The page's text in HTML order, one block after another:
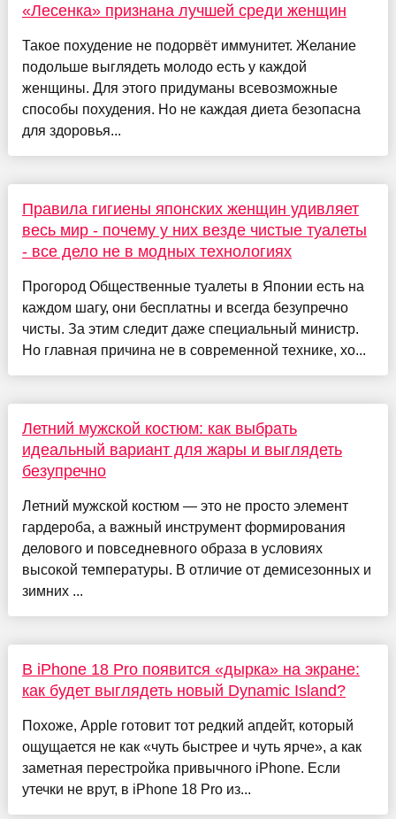
«Лесенка» признана лучшей среди женщин
Такое похудение не подорвёт иммунитет. Желание
подольше выглядеть молодо есть у каждой
женщины. Для этого придуманы всевозможные
способы похудения. Но не каждая диета безопасна
для здоровья...
Правила гигиены японских женщин удивляет
весь мир - почему у них везде чистые туалеты
- все дело не в модных технологиях
Прогород Общественные туалеты в Японии есть на
каждом шагу, они бесплатны и всегда безупречно
чисты. За этим следит даже специальный министр.
Но главная причина не в современной технике, хо...
Летний мужской костюм: как выбрать
идеальный вариант для жары и выглядеть
безупречно
Летний мужской костюм — это не просто элемент
гардероба, а важный инструмент формирования
делового и повседневного образа в условиях
высокой температуры. В отличие от демисезонных и
зимних ...
В iPhone 18 Pro появится «дырка» на экране:
как будет выглядеть новый Dynamic Island?
Похоже, Apple готовит тот редкий апдейт, который
ощущается не как «чуть быстрее и чуть ярче», а как
заметная перестройка привычного iPhone. Если
утечки не врут, в iPhone 18 Pro из...